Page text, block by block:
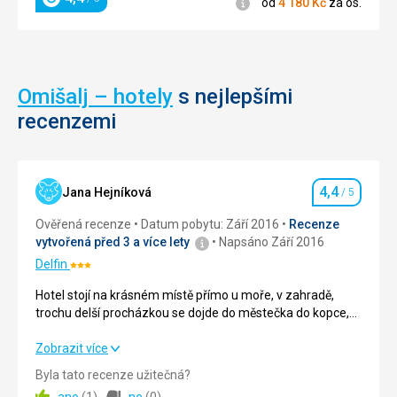
spousta
restaurací,
obchodů,
V okolí
pěstuje
vinná
především
odrůda
bílého
vína
Žlahtina,
Hodnocení
Omišalj – hotely s nejlepšími
recenzemi
Jana Hejníková Hodnocení
4,4/ 5
Ověřená recenze Datum pobytu: Září 2016
Recenze
vytvořená před 3 a více lety
Napsáno Září 2016
DelfinHodnocení:
3/5
Hotel stojí na krásném místě přímo u moře, v zahradě,
trochu delší procházkou se dojde do městečka do kopce,
Hotel stojí na krásném místě přímo u moře, v zahradě,
trochu delší procházkou se dojde do městečka do kopce,
ale vůbec to nevadí,je to příjemný výlet.
Zobrazit více
Byla tato recenze užitečná?